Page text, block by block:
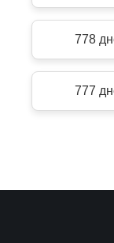
778
777